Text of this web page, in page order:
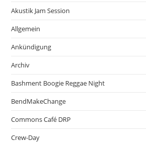
Akustik Jam Session
Allgemein
Ankündigung
Archiv
Bashment Boogie Reggae Night
BendMakeChange
Commons Café DRP
Crew-Day